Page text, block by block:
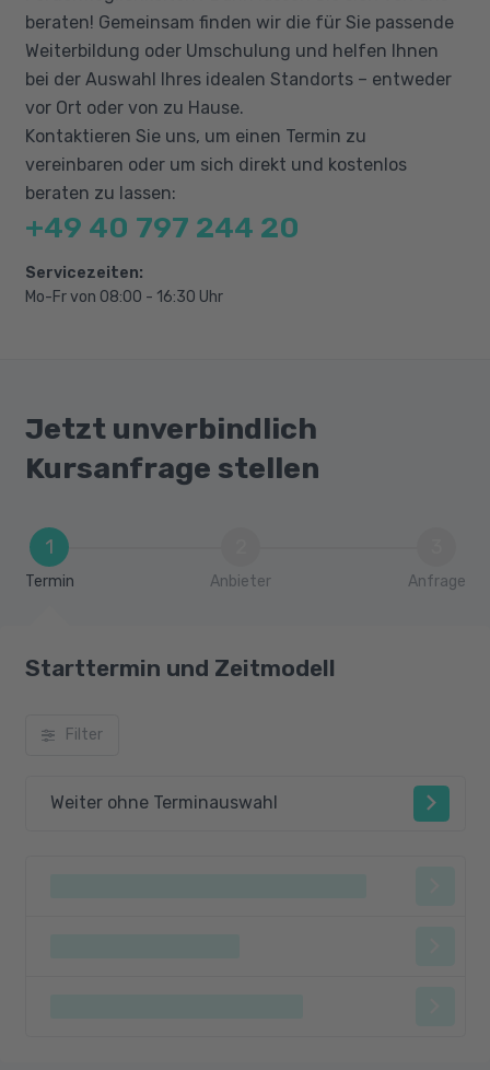
Schnittpunkte zu Qualitätsmanagement
und Arbeitssicherheit
beraten! Gemeinsam finden wir die für Sie passende
Weiterbildung oder Umschulung und helfen Ihnen
bei der Auswahl Ihres idealen Standorts – entweder
vor Ort oder von zu Hause.
Kontaktieren Sie uns, um einen Termin zu
vereinbaren oder um sich direkt und kostenlos
beraten zu lassen:
+49 40 797 244 20
Servicezeiten:
Mo-Fr von 08:00 - 16:30 Uhr
Jetzt unverbindlich
Kursanfrage stellen
1
Termin Anbieter Anfrage
Starttermin und Zeitmodell
Filter
Weiter ohne Terminauswahl